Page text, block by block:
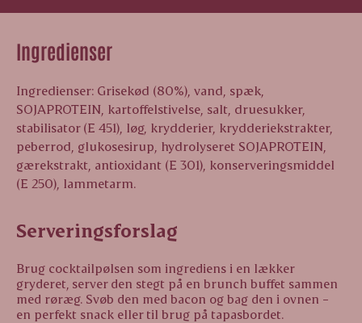
Ingredienser
Ingredienser: Grisekød (80%), vand, spæk,
SOJAPROTEIN, kartoffelstivelse, salt, druesukker,
stabilisator (E 451), løg, krydderier, krydderiekstrakter,
peberrod, glukosesirup, hydrolyseret SOJAPROTEIN,
gærekstrakt, antioxidant (E 301), konserveringsmiddel
(E 250), lammetarm.
Serveringsforslag
Brug cocktailpølsen som ingrediens i en lækker
gryderet, server den stegt på en brunch buffet sammen
med røræg. Svøb den med bacon og bag den i ovnen –
en perfekt snack eller til brug på tapasbordet.